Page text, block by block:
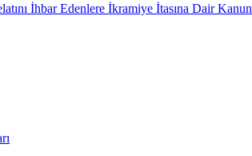
İhbar Edenlere İkramiye İtasına Dair Kanun